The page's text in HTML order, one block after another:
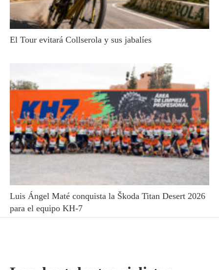
El Tour evitará Collserola y sus jabalíes
Luis Ángel Maté conquista la Škoda Titan Desert 2026
para el equipo KH-7